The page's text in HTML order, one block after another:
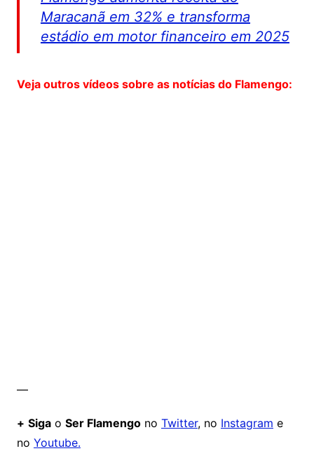
Maracanã em 32% e transforma
estádio em motor financeiro em 2025
Veja outros vídeos sobre as notícias do Flamengo:
—
+ Sigao Ser Flamengono Twitter, no Instagram e
no Youtube.